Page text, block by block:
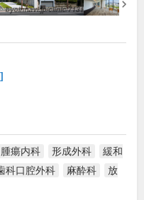
腫瘍内科 形成外科
緩和
科口腔外科 麻酔科
放